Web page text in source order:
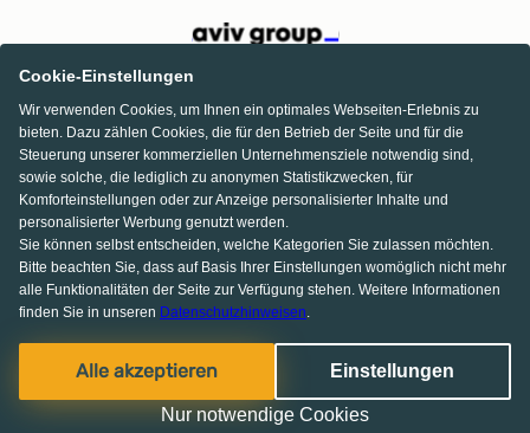
© 2013-2026 MS media systems GmbH
Facebook
Pinterest
Instagram
Cookie-Einstellungen
Wir verwenden Cookies, um Ihnen ein optimales Webseiten-Erlebnis zu
bieten. Dazu zählen Cookies, die für den Betrieb der Seite und für die
Steuerung unserer kommerziellen Unternehmensziele notwendig sind,
sowie solche, die lediglich zu anonymen Statistikzwecken, für
Komforteinstellungen oder zur Anzeige personalisierter Inhalte und
personalisierter Werbung genutzt werden.
Sie können selbst entscheiden, welche Kategorien Sie zulassen möchten.
Bitte beachten Sie, dass auf Basis Ihrer Einstellungen womöglich nicht mehr
alle Funktionalitäten der Seite zur Verfügung stehen. Weitere Informationen
finden Sie in unseren Datenschutzhinweisen.
Alle akzeptieren Einstellungen
Nur notwendige Cookies